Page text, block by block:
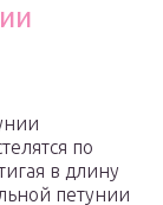
по
в длину
петунии